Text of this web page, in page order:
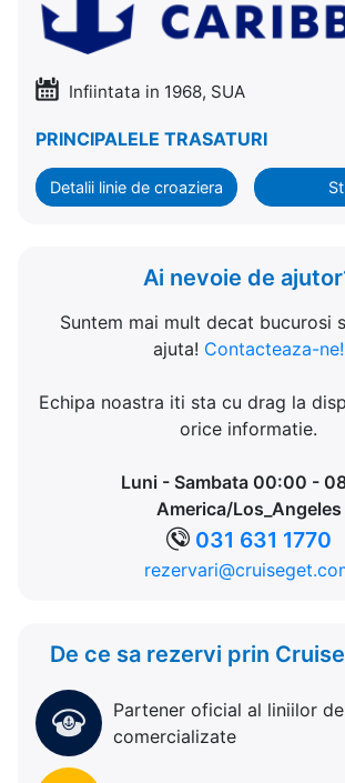
Infiintata in 1968, SUA
PRINCIPALELE TRASATURI
Detalii linie de croaziera
Ai nevoie de
Suntem mai mult decat bucurosi
ajuta! Contacteaza-ne!
Echipa noastra iti sta cu drag la
orice informatie.
Luni - Sambata 00:00 -
America/Los_Angeles
031 631 1770
De ce sa rezervi prin
Partener oficial al liniilor
comercializate